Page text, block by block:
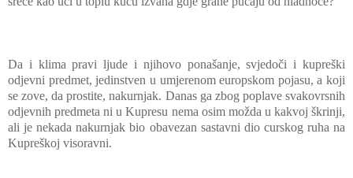
Da i klima pravi ljude i njihovo ponašanje, svjedoči i kupreški
odjevni predmet, jedinstven u umjerenom europskom pojasu, a koji
se zove, da prostite, nakurnjak. Danas ga zbog poplave svakovrsnih
odjevnih predmeta ni u Kupresu nema osim možda u kakvoj škrinji,
ali je nekada nakurnjak bio obavezan sastavni dio curskog ruha na
Kupreškoj visoravni.